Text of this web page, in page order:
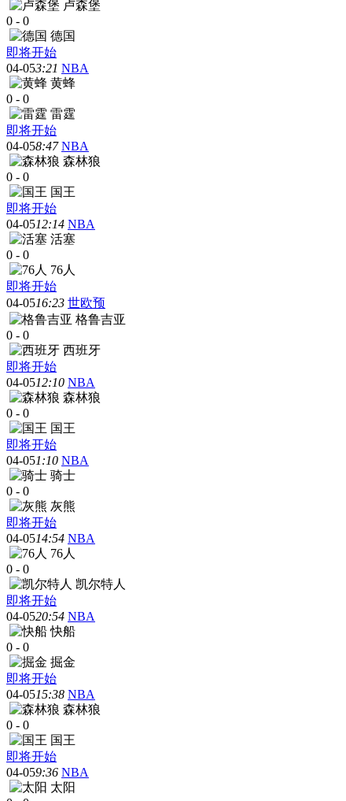
卢森堡
0 - 0
德国
即将开始
04-053:21 NBA
黄蜂
0 - 0
雷霆
即将开始
04-058:47 NBA
森林狼
0 - 0
国王
即将开始
04-0512:14 NBA
活塞
0 - 0
76人
即将开始
04-0516:23 世欧预
格鲁吉亚
0 - 0
西班牙
即将开始
04-0512:10 NBA
森林狼
0 - 0
国王
即将开始
04-051:10 NBA
骑士
0 - 0
灰熊
即将开始
04-0514:54 NBA
76人
0 - 0
凯尔特人
即将开始
04-0520:54 NBA
快船
0 - 0
掘金
即将开始
04-0515:38 NBA
森林狼
0 - 0
国王
即将开始
04-059:36 NBA
太阳